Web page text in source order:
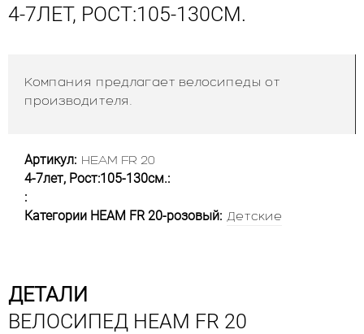
4-7ЛЕТ, РОСТ:105-130СМ.
Компания предлагает велосипеды от
производителя.
Артикул: HEAM FR 20
4-7лет, Рост:105-130см.:
:
Категории HEAM FR 20-розовый: Детские
ДЕТАЛИ
ВЕЛОСИПЕД HEAM FR 20